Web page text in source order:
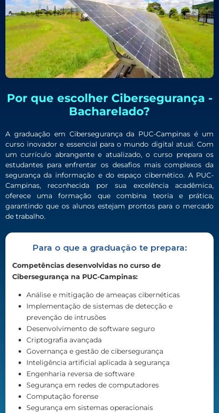
Por que escolher Cibersegurança -
Bacharelado?
A graduação em Cibersegurança da PUC-Campinas é um
curso inovador e essencial para o mundo digital atual. Com
um currículo abrangente e atualizado, o curso prepara os
estudantes para enfrentar os desafios mais complexos da
segurança da informação e do espaço cibernético. A PUC-
Campinas, reconhecida por sua excelência acadêmica,
oferece uma formação que combina teoria e prática,
garantindo que os alunos estejam prontos para o mercado
de trabalho.
Para o que a graduação te prepara:
Competências desenvolvidas no curso de
Cibersegurança na PUC-Campinas:
Análise e mitigação de ameaças cibernéticas
Implementação de sistemas de detecção e
prevenção de intrusões
Desenvolvimento de software seguro
Criptografia avançada
Governança e gestão de cibersegurança
Inteligência artificial aplicada à segurança
Engenharia reversa de software
Segurança em redes de computadores
Computação forense
Segurança em sistemas operacionais